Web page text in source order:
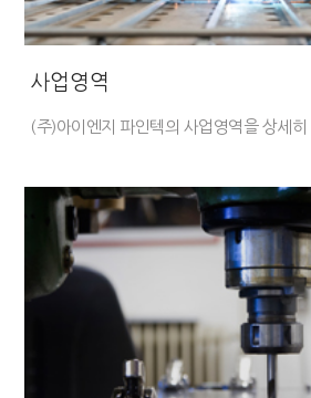
사업영역
(주)아이엔지 파인텍의 사업영역을 상세히